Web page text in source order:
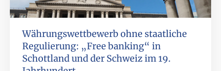
Währungswettbewerb ohne staatliche
Regulierung: „Free banking“ in
Schottland und der Schweiz im 19.